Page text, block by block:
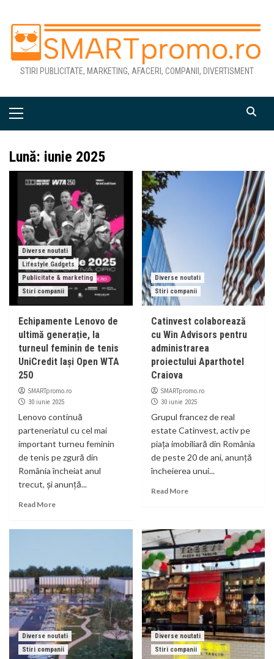
content
STIRI PUBLICITATE, MARKETING, AFACERI, COMPANII, DIVERTISMENT
Primary
Lună: iunie 2025
Diverse noutati
Lifestyle Gadgets
Publicitate & marketing
Stiri companii
Echipamente Lenovo de
ultimă generație, la
turneul feminin de tenis
UniCredit Iași Open WTA
250
SMARTpromo.ro
30 iunie 2025
Lenovo continuă
parteneriatul cu cel mai
important turneu feminin
de tenis pe zgură din
România încheiat anul
trecut, și anunță...
Read More
Diverse noutati
Stiri companii
Catinvest colaborează
cu Win Advisors pentru
administrarea
proiectului Aparthotel
Craiova
SMARTpromo.ro
30 iunie 2025
Grupul francez de real
estate Catinvest, activ pe
piața imobiliară din România
de peste 20 de ani, anunță
încheierea unui...
Read More
Diverse noutati
Stiri companii
Diverse noutati
Stiri companii